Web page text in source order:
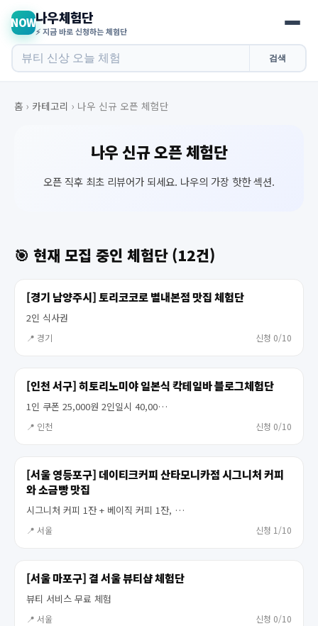
NOW나우체험단
⚡ 지금 바로 신청하는 체험단
검색
홈 › 카테고리 › 나우 신규 오픈 체험단
나우 신규 오픈 체험단
오픈 직후 최초 리뷰어가 되세요. 나우의 가장 핫한 섹션.
🎯 현재 모집 중인 체험단 (12건)
[경기 남양주시] 토리코코로 별내본점 맛집 체험단
2인 식사권
📍 경기 신청 0/10
[인천 서구] 히토리노미야 일본식 칵테일바 블로그체험단
1인 쿠폰 25,000원 2인일시 40,00…
📍 인천 신청 0/10
[서울 영등포구] 데이티크커피 산타모니카점 시그니처 커피
와 소금빵 맛집
시그니처 커피 1잔 + 베이직 커피 1잔, …
📍 서울 신청 1/10
[서울 마포구] 결 서울 뷰티샵 체험단
뷰티 서비스 무료 체험
📍 서울 신청 0/10